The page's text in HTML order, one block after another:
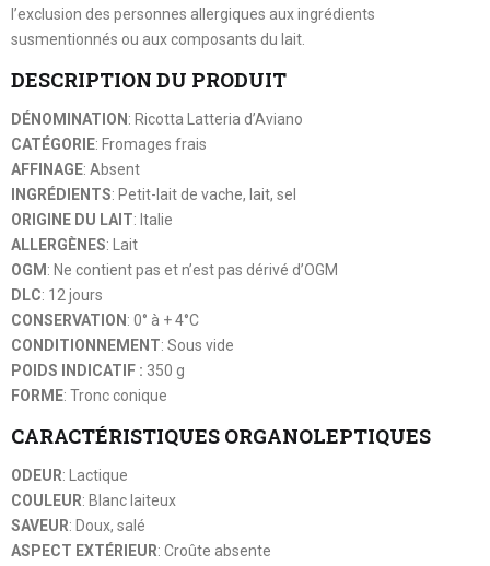
l’exclusion des personnes allergiques aux ingrédients
susmentionnés ou aux composants du lait.
DESCRIPTION DU PRODUIT
DÉNOMINATION : Ricotta Latteria d’Aviano
CATÉGORIE: Fromages frais
AFFINAGE: Absent
INGRÉDIENTS: Petit-lait de vache, lait, sel
ORIGINE DU LAIT: Italie
ALLERGÈNES: Lait
OGM : Ne contient pas et n’est pas dérivé d’OGM
DLC: 12 jours
CONSERVATION : 0° à + 4°C
CONDITIONNEMENT: Sous vide
POIDS INDICATIF : 350 g
FORME: Tronc conique
CARACTÉRISTIQUES ORGANOLEPTIQUES
ODEUR: Lactique
COULEUR: Blanc laiteux
SAVEUR: Doux, salé
ASPECT EXTÉRIEUR: Croûte absente